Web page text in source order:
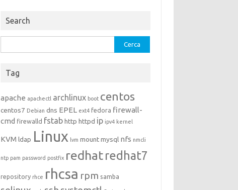
Search
per:
Tag
apache apachectl archlinux boot centos
centos7 Debian dns EPEL ext4 fedora firewall-
cmd firewalld fstab http httpd ip ipv4 kernel
KVM ldap Linux lvm mount mysql nfs nmcli
ntp pam password postfix redhatredhat7
repository rhce rhcsa rpm samba